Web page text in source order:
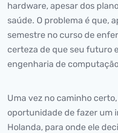
hardware, apesar dos
saúde. O problema é que,
semestre no curso de
certeza de que seu futuro
engenharia de
Uma vez no caminho
oportunidade de fazer um
Holanda, para onde ele